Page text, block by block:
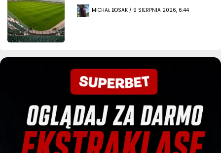
MICHAŁ BOSAK / 9 SIERPNIA 2026, 6:44